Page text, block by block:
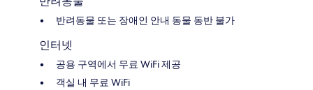
반려동물 또는 장애인 안내 동물 동반 불가
인터넷
공용 구역에서 무료 WiFi 제공
객실 내 무료 WiFi